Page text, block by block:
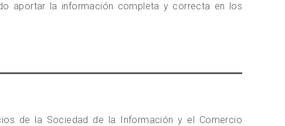
aportar la información completa y correcta en los
de la Sociedad de la Información y el Comercio